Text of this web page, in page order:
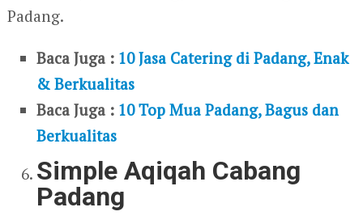
Padang.
Baca Juga : 10 Jasa Catering di Padang, Enak
& Berkualitas
Baca Juga : 10 Top Mua Padang, Bagus dan
Berkualitas
Simple Aqiqah Cabang
Padang